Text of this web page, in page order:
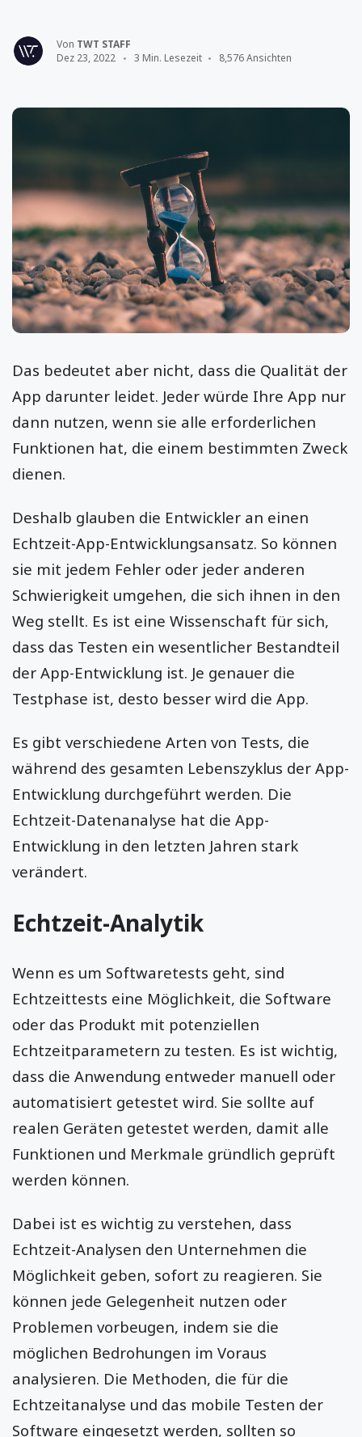
Von TWT STAFF
Dez 23, 2022
3 Min. Lesezeit 8,576 Ansichten
Das bedeutet aber nicht, dass die Qualität der
App darunter leidet. Jeder würde Ihre App nur
dann nutzen, wenn sie alle erforderlichen
Funktionen hat, die einem bestimmten Zweck
dienen.
Deshalb glauben die Entwickler an einen
Echtzeit-App-Entwicklungsansatz. So können
sie mit jedem Fehler oder jeder anderen
Schwierigkeit umgehen, die sich ihnen in den
Weg stellt. Es ist eine Wissenschaft für sich,
dass das Testen ein wesentlicher Bestandteil
der App-Entwicklung ist. Je genauer die
Testphase ist, desto besser wird die App.
Es gibt verschiedene Arten von Tests, die
während des gesamten Lebenszyklus der App-
Entwicklung durchgeführt werden. Die
Echtzeit-Datenanalyse hat die App-
Entwicklung in den letzten Jahren stark
verändert.
Echtzeit-Analytik
Wenn es um Softwaretests geht, sind
Echtzeittests eine Möglichkeit, die Software
oder das Produkt mit potenziellen
Echtzeitparametern zu testen. Es ist wichtig,
dass die Anwendung entweder manuell oder
automatisiert getestet wird. Sie sollte auf
realen Geräten getestet werden, damit alle
Funktionen und Merkmale gründlich geprüft
werden können.
Dabei ist es wichtig zu verstehen, dass
Echtzeit-Analysen den Unternehmen die
Möglichkeit geben, sofort zu reagieren. Sie
können jede Gelegenheit nutzen oder
Problemen vorbeugen, indem sie die
möglichen Bedrohungen im Voraus
analysieren. Die Methoden, die für die
Echtzeitanalyse und das mobile Testen der
Software eingesetzt werden, sollten so